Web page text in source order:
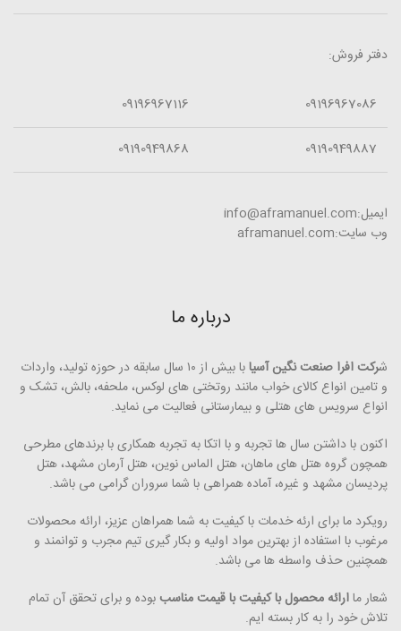
دفتر فروش:
09196967086
09196967116
09190949887
09190949868
ایمیل:info@aframanuel.com
وب سایت:aframanuel.com
درباره ما
شرکت افرا صنعت نگین آسیا
با بیش از ۱۰ سال سابقه در حوزه تولید، واردات
و تامین انواع کالای خواب مانند روتختی­ های لوکس، ملحفه، بالش، تشک و
انواع سرویس های هتلی و بیمارستانی فعالیت می ­نماید.
اکنون با داشتن سال ها تجربه و با اتکا به تجربه همکاری با برندهای مطرحی
همچون گروه هتل­ های ماهان، هتل الماس نوین، هتل آرمان مشهد، هتل
پردیسان مشهد و غیره، آماده همراهی با شما سروران گرامی می ­باشد.
رویکرد ما برای ارئه خدمات با کیفیت به شما همراهان عزیز، ارائه محصولات
مرغوب با استفاده از بهترین مواد اولیه و بکار گیری تیم مجرب و توانمند و
همچنین حذف واسطه ­ها می ­­باشد.
شعار ماارائه محصول با کیفیت با قیمت مناسببوده و برای تحقق آن تمام
تلاش خود را به کار بسته ­ایم.